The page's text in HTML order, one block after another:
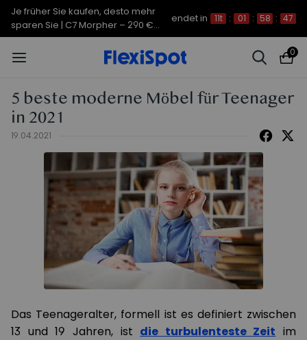
Je früher Sie kaufen, desto mehr
sparen Sie | C7 Morpher – 290 €
Rabatt
endet in 11t : 01 : 58 : 46
0
5 beste moderne Möbel für Teenager
in 2021
19.04.2021
Das Teenageralter, formell ist es definiert zwischen
13 und 19 Jahren, ist die turbulenteste Zeit im